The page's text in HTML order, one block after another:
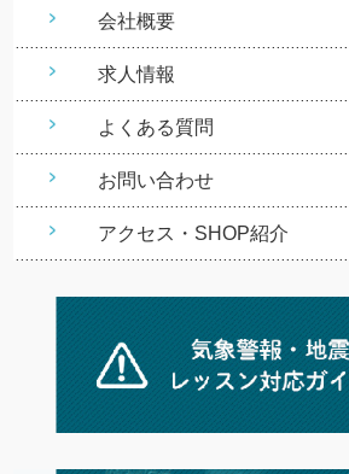
会社概要
求人情報
よくある質問
お問い合わせ
アクセス・SHOP紹介